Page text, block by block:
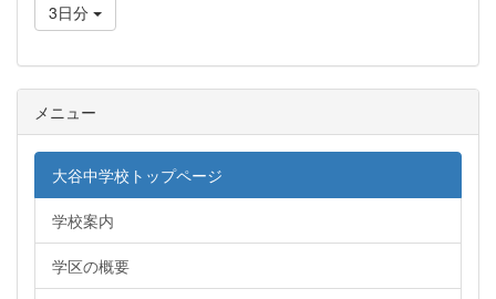
3日分
メニュー
大谷中学校トップページ
学校案内
学区の概要